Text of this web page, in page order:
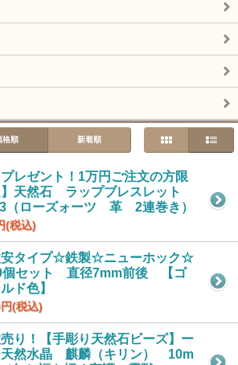
格順 新着順
プレゼント！1万円ご注文の方限
】天然石 ラップブレスレット
（ローズォーツ 革 2連巻き）
(税込)
タイプ☆鉄製☆ニューホック☆
個セット 直径7mm前後 【ゴ
ド色】
(税込)
り！【手彫り天然石ビーズ】ー
天然水晶 麒麟（キリン） 10m